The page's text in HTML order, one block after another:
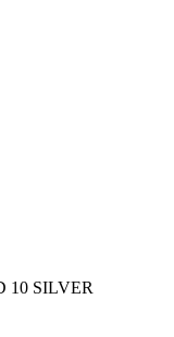
10 SILVER